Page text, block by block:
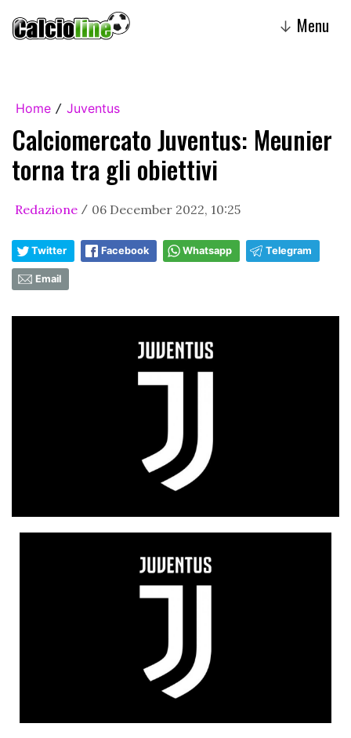
↓ Menu
Home / Juventus
Calciomercato Juventus: Meunier
torna tra gli obiettivi
Redazione / 06 December 2022, 10:25
Twitter Facebook Whatsapp Telegram
Email